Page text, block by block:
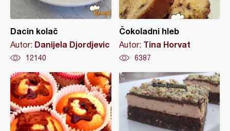
Dacin kolač
Autor: Danijela Djordjevic
12140
Čokoladni hleb
Autor: Tina Horvat
6387